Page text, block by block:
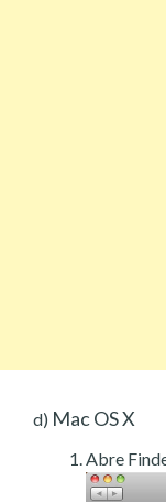
d) Mac OS X
Abre